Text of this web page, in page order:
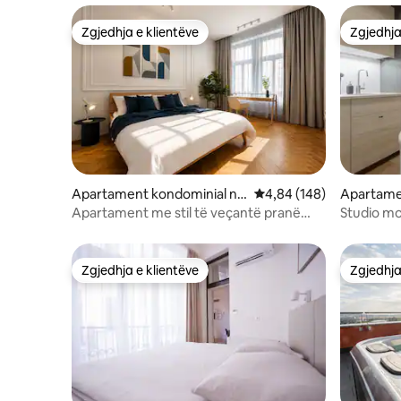
Zgjedhja e klientëve
Zgjedhja e klientëve
Apartament kondominial në
Praha 1
Vlerësimi mesatar 4,84
4,84 (148)
Apartament me stil të veçantë pranë
Pragë
Studio
Zgjedhja e klientëve
Zgjedhja e klientëve